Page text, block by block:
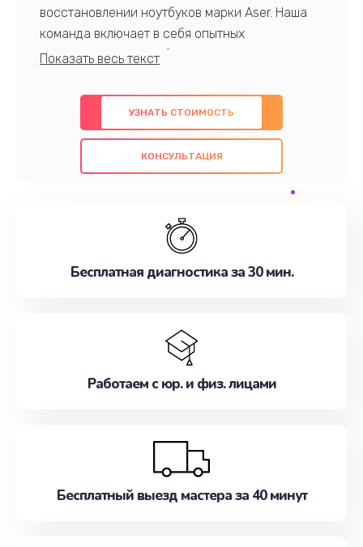
восстановлении ноутбуков марки Aser. Наша
команда включает в себя опытных
профессионалов с обширными знаниями и
предлагаем быстрый и качественный ремонт с
использованием оригинальных компонентов, а
также гарантируем качество всех
проведенных работ. Наша цель - предоставить
наилучшим образом. Не медлите записаться на
УЗНАТЬ СТОИМОСТЬ
КОНСУЛЬТАЦИЯ
Бесплатная диагностика за 30 мин.
Работаем с юр. и физ. лицами
Бесплатный выезд мастера за 40 минут